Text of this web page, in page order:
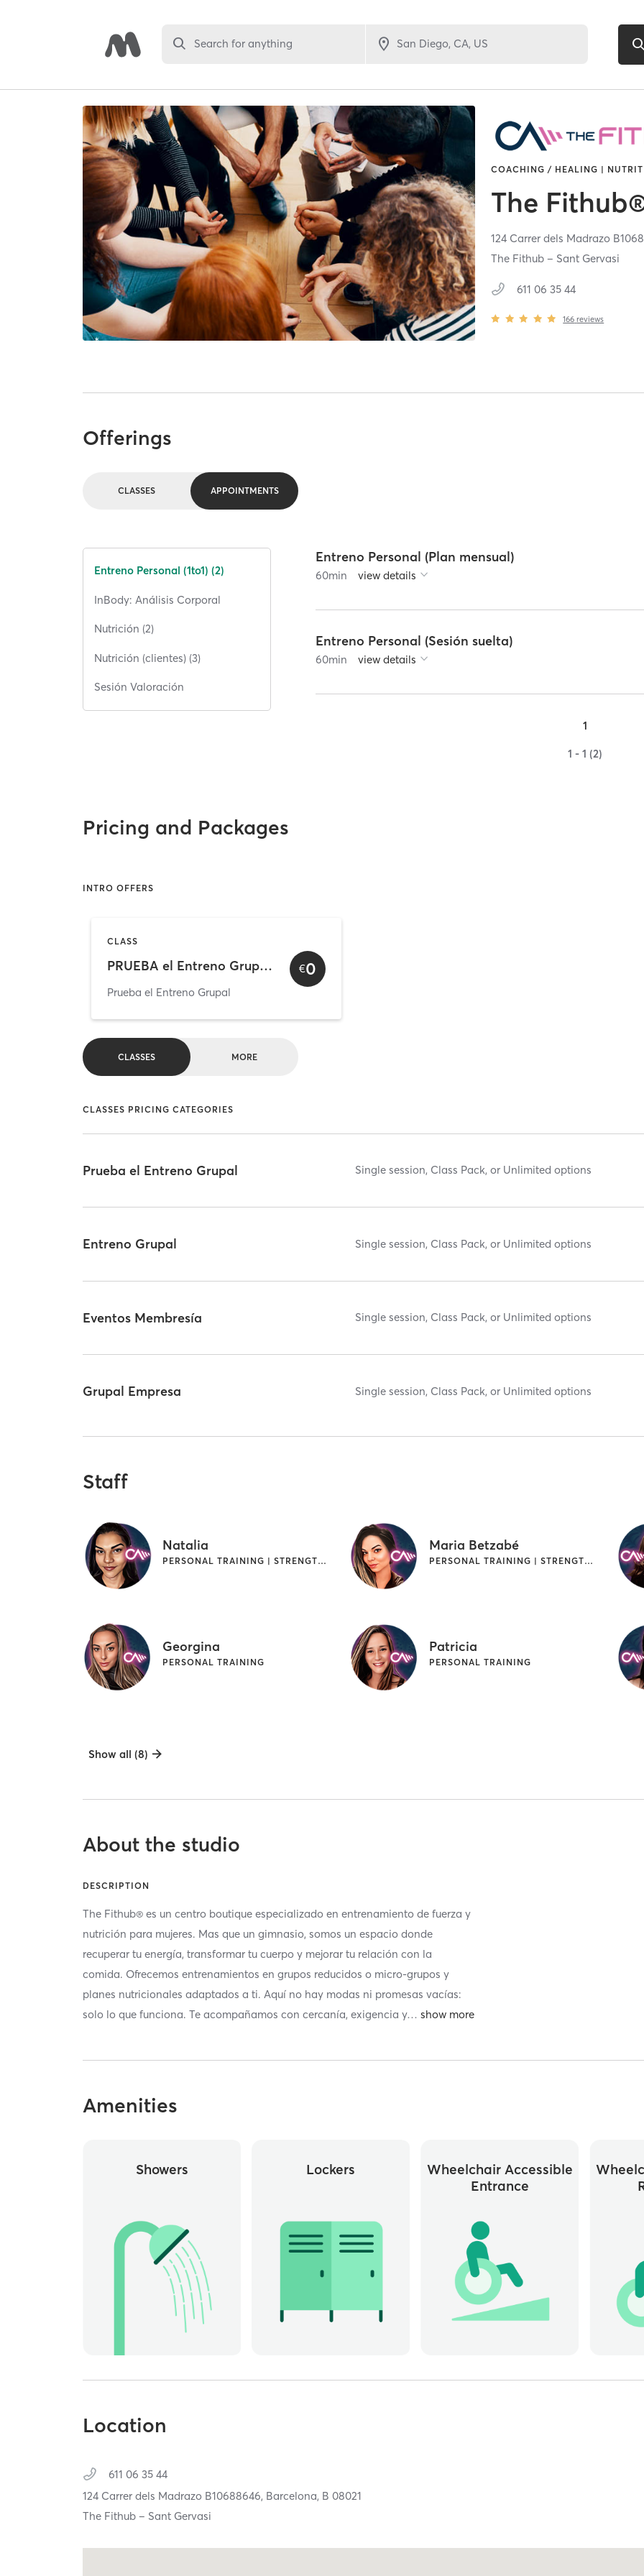
Search for anything
COACHING / HEALING |
The
124 Carrer dels Madrazo
The Fithub – Sant Gervasi
611 06 35 44
166 reviews
Offerings
CLASSES APPOINTMENTS
Entreno Personal (1to1) (2)
InBody: Análisis Corporal
Nutrición (2)
Nutrición (clientes) (3)
Sesión Valoración
Entreno Personal (Plan mensual)
60min view details
Entreno Personal (Sesión suelta)
60min view details
1
1 - 1 (2)
Pricing and Packages
INTRO OFFERS
CLASS
PRUEBA el Entreno Grupal SG
Prueba el Entreno Grupal
€0
CLASSES MORE
CLASSES PRICING CATEGORIES
Prueba el Entreno Grupal Single session, Class Pack, or Unlimited options
Entreno Grupal Single session, Class Pack, or Unlimited options
Eventos Membresía Single session, Class Pack, or Unlimited options
Grupal Empresa Single session, Class Pack, or Unlimited options
Staff
Natalia
PERSONAL TRAINING | STRENGTH TRAINING
Maria Betzabé
PERSONAL TRAINING | STRENGTH TRAINING
Georgina
PERSONAL TRAINING
Patricia
PERSONAL TRAINING
Show all (8)
About the studio
DESCRIPTION
The Fithub® es un centro boutique especializado en entrenamiento de fuerza y
nutrición para mujeres. Mas que un gimnasio, somos un espacio donde
recuperar tu energía, transformar tu cuerpo y mejorar tu relación con la
comida. Ofrecemos entrenamientos en grupos reducidos o micro-grupos y
planes nutricionales adaptados a ti. Aquí no hay modas ni promesas vacías:
solo lo que funciona. Te acompañamos con cercanía, exigencia y…
Amenities
Showers Lockers
Wheelchair Accessible
Entrance
Location
611 06 35 44
124 Carrer dels Madrazo B10688646, Barcelona, B08021
The Fithub – Sant Gervasi